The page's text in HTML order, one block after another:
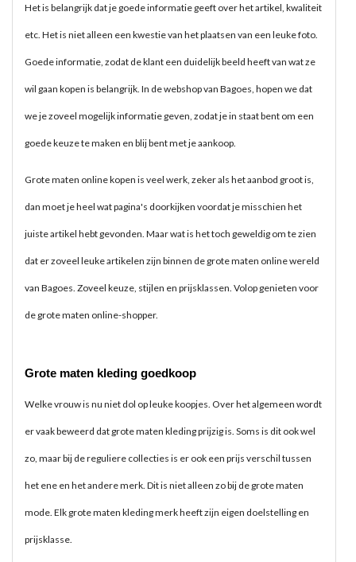
Het is belangrijk dat je goede informatie geeft over het artikel, kwaliteit
etc. Het is niet alleen een kwestie van het plaatsen van een leuke foto.
Goede informatie, zodat de klant een duidelijk beeld heeft van wat ze
wil gaan kopen is belangrijk. In de webshop van Bagoes, hopen we dat
we je zoveel mogelijk informatie geven, zodat je in staat bent om een
goede keuze te maken en blij bent met je aankoop.
Grote maten online kopen is veel werk, zeker als het aanbod groot is,
dan moet je heel wat pagina's doorkijken voordat je misschien het
juiste artikel hebt gevonden. Maar wat is het toch geweldig om te zien
dat er zoveel leuke artikelen zijn binnen de grote maten online wereld
van Bagoes. Zoveel keuze, stijlen en prijsklassen. Volop genieten voor
de grote maten online-shopper.
Grote maten kleding goedkoop
Welke vrouw is nu niet dol op leuke koopjes. Over het algemeen wordt
er vaak beweerd dat grote maten kleding prijzig is. Soms is dit ook wel
zo, maar bij de reguliere collecties is er ook een prijs verschil tussen
het ene en het andere merk. Dit is niet alleen zo bij de grote maten
mode. Elk grote maten kleding merk heeft zijn eigen doelstelling en
prijsklasse.